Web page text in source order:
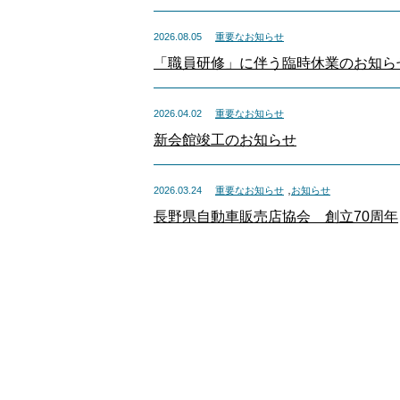
2026.08.05 重要なお知らせ
「職員研修」に伴う臨時休業のお知ら
2026.04.02 重要なお知らせ
新会館竣工のお知らせ
2026.03.24 重要なお知らせ お知らせ
長野県自動車販売店協会 創立70周年